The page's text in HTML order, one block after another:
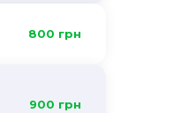
800 грн
900 грн